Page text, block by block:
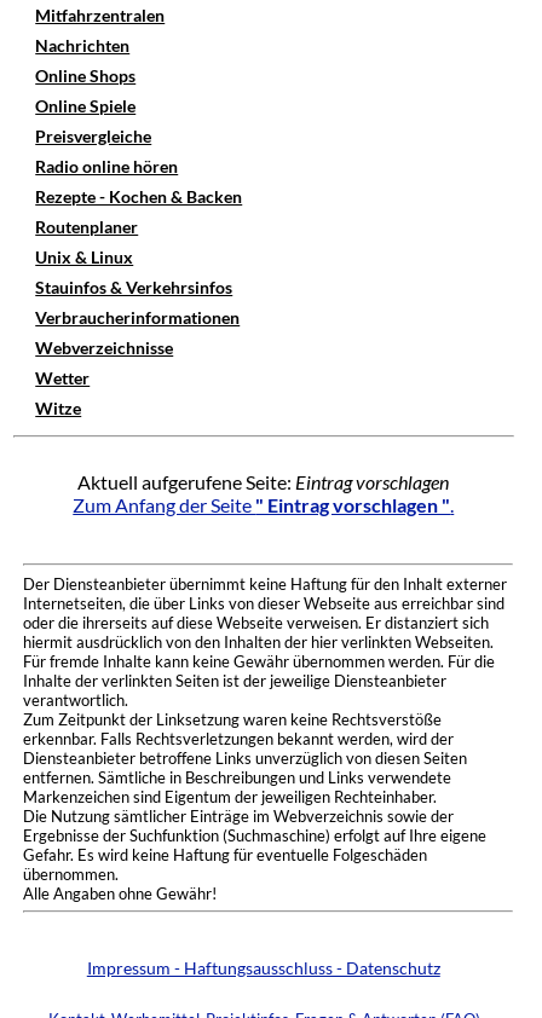
Mitfahrzentralen
Nachrichten
Online Shops
Online Spiele
Preisvergleiche
Radio online hören
Rezepte - Kochen & Backen
Routenplaner
Unix & Linux
Stauinfos & Verkehrsinfos
Verbraucherinformationen
Webverzeichnisse
Wetter
Witze
Aktuell aufgerufene Seite: Eintrag vorschlagen
Zum Anfang der Seite " Eintrag vorschlagen ".
Der Diensteanbieter übernimmt keine Haftung für den Inhalt externer
Internetseiten, die über Links von dieser Webseite aus erreichbar sind
oder die ihrerseits auf diese Webseite verweisen. Er distanziert sich
hiermit ausdrücklich von den Inhalten der hier verlinkten Webseiten.
Für fremde Inhalte kann keine Gewähr übernommen werden. Für die
Inhalte der verlinkten Seiten ist der jeweilige Diensteanbieter
verantwortlich.
Zum Zeitpunkt der Linksetzung waren keine Rechtsverstöße
erkennbar. Falls Rechtsverletzungen bekannt werden, wird der
Diensteanbieter betroffene Links unverzüglich von diesen Seiten
entfernen. Sämtliche in Beschreibungen und Links verwendete
Markenzeichen sind Eigentum der jeweiligen Rechteinhaber.
Die Nutzung sämtlicher Einträge im Webverzeichnis sowie der
Ergebnisse der Suchfunktion (Suchmaschine) erfolgt auf Ihre eigene
Gefahr. Es wird keine Haftung für eventuelle Folgeschäden
übernommen.
Alle Angaben ohne Gewähr!
Impressum - Haftungsausschluss - Datenschutz